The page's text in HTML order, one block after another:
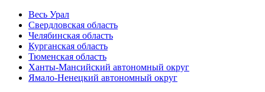
Весь Урал
Свердловская область
Челябинская область
Курганская область
Тюменская область
Ханты-Мансийский автономный округ
Ямало-Ненецкий автономный округ